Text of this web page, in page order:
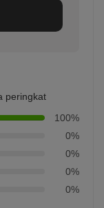
peringkat
100%
0%
0%
0%
0%